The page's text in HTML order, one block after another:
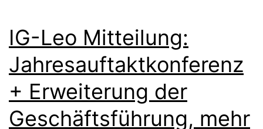
unsere
IG-Leo Mitteilung:
Jahresauftaktkonferenz
+ Erweiterung der
Geschäftsführung, mehr